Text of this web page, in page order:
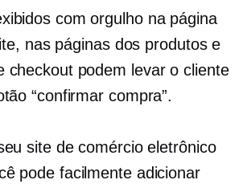
com orgulho na página
nas páginas dos produtos e
checkout podem levar o cliente
“confirmar compra”.
site de comércio eletrônico
pode facilmente adicionar